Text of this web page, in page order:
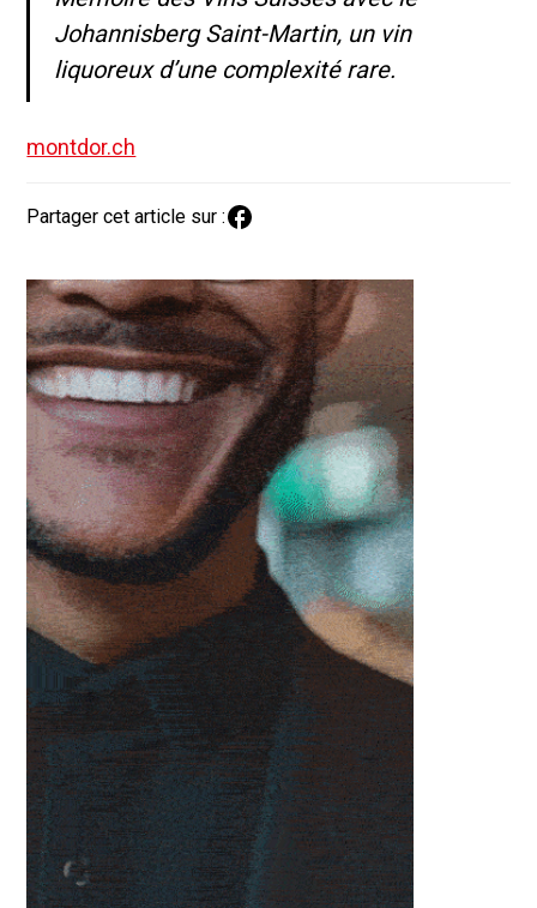
Johannisberg Saint-Martin, un vin
liquoreux d’une complexité rare.
montdor.ch
Partager cet article sur :